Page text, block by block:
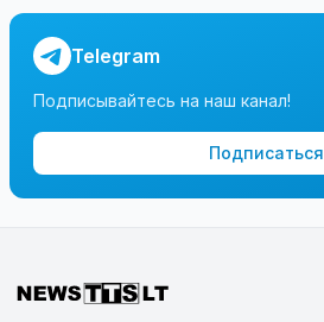
Telegram
Подписывайтесь на наш канал!
Подписаться